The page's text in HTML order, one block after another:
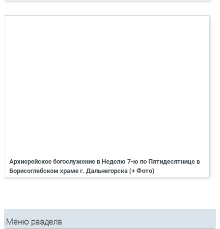
Архиерейское богослужение в Неделю 7-ю по Пятидесятнице в
Борисоглебском храме г. Дальнегорска (+ Фото)
Меню раздела